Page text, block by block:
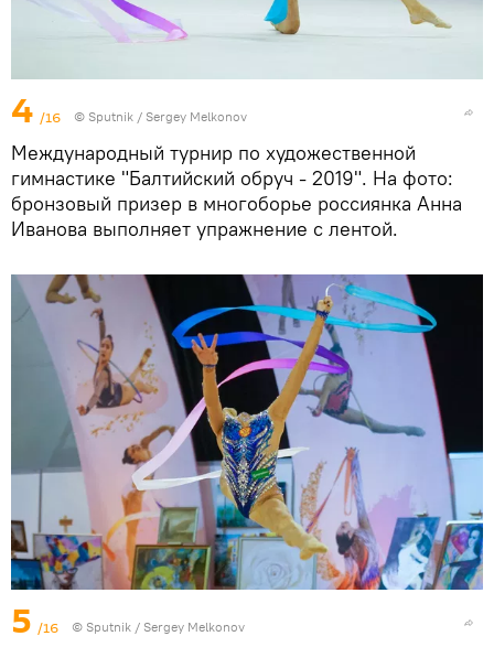
4 /16 © Sputnik / Sergey Melkonov
Международный турнир по художественной
гимнастике "Балтийский обруч - 2019". На фото:
бронзовый призер в многоборье россиянка Анна
Иванова выполняет упражнение с лентой.
5 /16 © Sputnik / Sergey Melkonov